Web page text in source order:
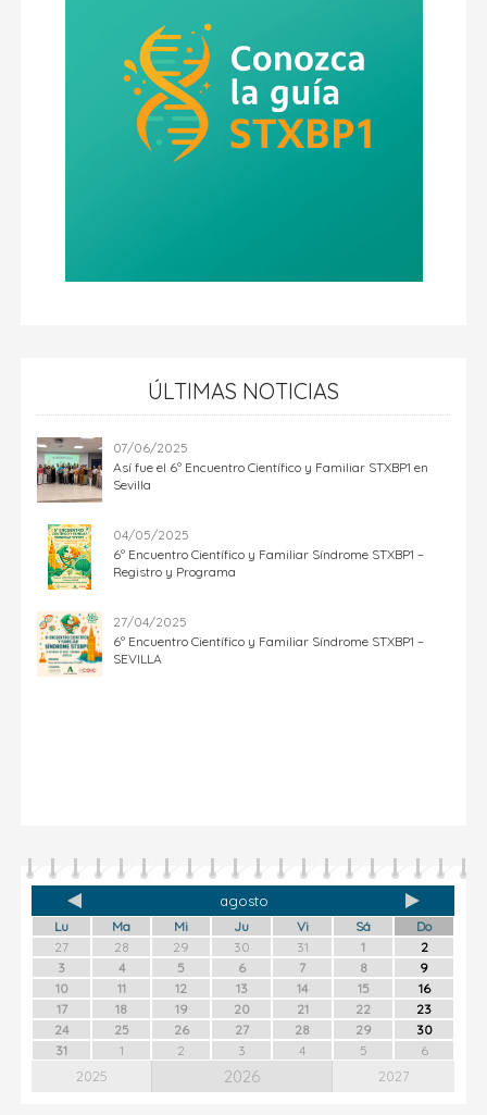
ÚLTIMAS NOTICIAS
07/06/2025
Así fue el 6º Encuentro Científico y Familiar STXBP1 en
Sevilla
04/05/2025
6º Encuentro Científico y Familiar Síndrome STXBP1 –
Registro y Programa
27/04/2025
6º Encuentro Científico y Familiar Síndrome STXBP1 –
SEVILLA
agosto
Lu Ma Mi Ju Vi Sá
Do
27
28 29 30 31 1
2
3
4 5 6 7 8
9
10
11 12 13 14 15
16
17
18 19 20 21 22
23
24
25 26 27 28 29
30
31
1 2 3 4 5 6
2025 2026 2027